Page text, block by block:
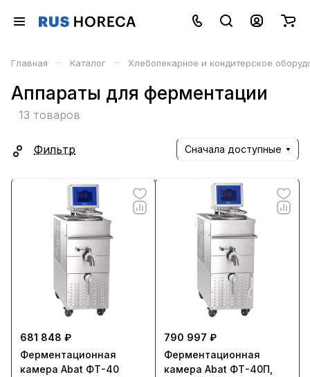
Главная – Каталог – Хлебопекарное и кондитерское
Аппараты для ферментации
13 товаров
Фильтр Сначала доступные
681 848 ₽
Ферментационная
камера Abat ФТ-40
790 997 ₽
Ферментационная
камера Abat ФТ-40П,